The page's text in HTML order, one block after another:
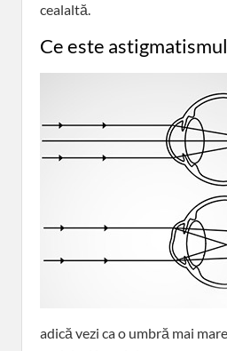
cealaltă.
Ce este
adică vezi ca o umbră mai